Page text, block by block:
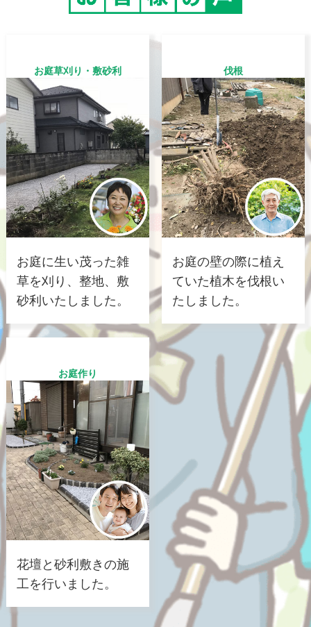
お庭草刈り・敷砂利
お庭に生い茂った雑
草を刈り、整地、敷
砂利いたしました。
伐根
お庭の壁の際に植え
ていた植木を伐根い
たしました。
お庭作り
花壇と砂利敷きの施
工を行いました。